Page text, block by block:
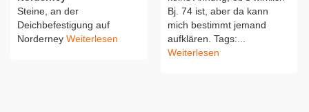
Steine, an der
Deichbefestigung auf
Norderney Weiterlesen
Bj. 74 ist, aber da kann
mich bestimmt jemand
aufklären. Tags:...
Weiterlesen